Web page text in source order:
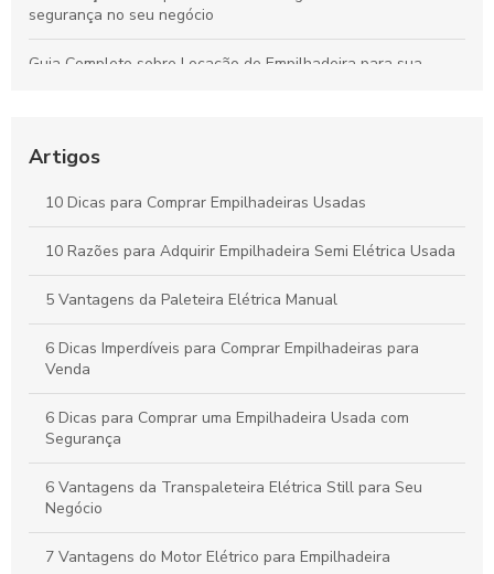
segurança no seu negócio
Guia Completo sobre Locação de Empilhadeira para sua
Empresa
Como Escolher a Melhor Selecionadora de Pedidos para Seu
Negócio
Peças para Empilhadeira: Como Escolher as Melhores Opções
para seu Equipamento
Artigos
10 Dicas para Comprar Empilhadeiras Usadas
10 Razões para Adquirir Empilhadeira Semi Elétrica Usada
5 Vantagens da Paleteira Elétrica Manual
6 Dicas Imperdíveis para Comprar Empilhadeiras para
Venda
6 Dicas para Comprar uma Empilhadeira Usada com
Segurança
6 Vantagens da Transpaleteira Elétrica Still para Seu
Negócio
7 Vantagens do Motor Elétrico para Empilhadeira